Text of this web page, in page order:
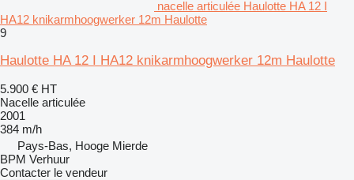
nacelle articulée Haulotte HA 12 I
HA12 knikarmhoogwerker 12m Haulotte
9
Haulotte HA 12 I HA12 knikarmhoogwerker 12m Haulotte
5.900 € HT
Nacelle articulée
2001
384 m/h
Pays-Bas, Hooge Mierde
BPM Verhuur
Contacter le vendeur